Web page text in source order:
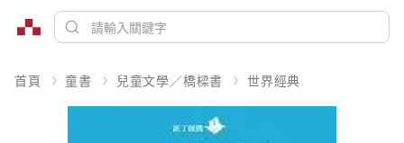
首頁 童書 兒童文學／橋樑書 世界經典